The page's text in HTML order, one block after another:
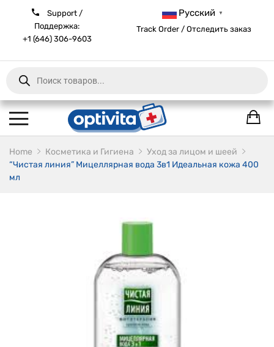
Support /
Поддержка:
+1 (646) 306-9603
Русский ▼
Track Order / Отследить заказ
Products
search
Home Косметика и Гигиена
Уход за лицом и шеей
“Чистая линия” Мицеллярная вода 3в1 Идеальная кожа 400
мл